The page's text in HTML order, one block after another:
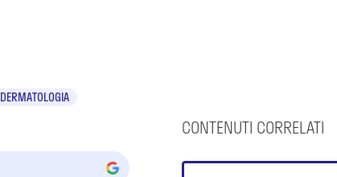
DERMATOLOGIA
CONTENUTI CORRELATI